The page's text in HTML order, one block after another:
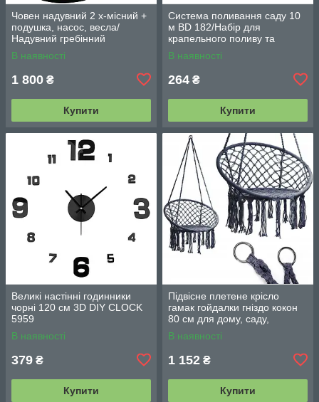
Човен надувний 2 х-місний +
подушка, насос, весла/
Надувний гребінний
двомісний гумовий човен
180/98см
В наявності
1 800 ₴
Купити
Система поливання саду 10
м BD 182/Набір для
крапельного поливу та
охолодження/комплект для
поливання
В наявності
264 ₴
Купити
Великі настінні годинники
чорні 120 см 3D DIY CLOCK
5959
В наявності
379 ₴
Купити
Підвісне плетене крісло
гамак гойдалки гніздо кокон
80 см для дому, саду,
балкона та тераси
В наявності
1 152 ₴
Купити